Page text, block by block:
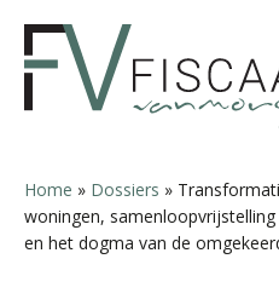
hoofdnavigatie
hoofd
eerste
voettekst
Home » Dossiers »
woningen,
en het dogma van de
mr.